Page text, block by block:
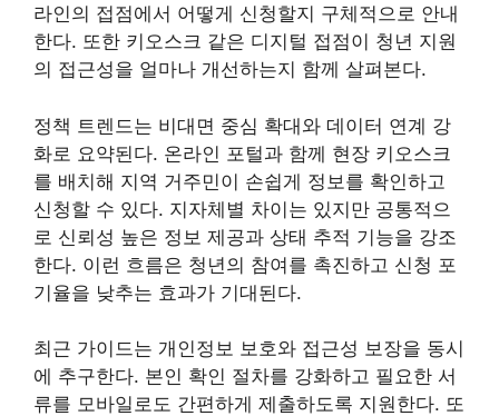
라인의 접점에서 어떻게 신청할지 구체적으로 안내
한다. 또한 키오스크 같은 디지털 접점이 청년 지원
의 접근성을 얼마나 개선하는지 함께 살펴본다.
정책 트렌드는 비대면 중심 확대와 데이터 연계 강
화로 요약된다. 온라인 포털과 함께 현장 키오스크
를 배치해 지역 거주민이 손쉽게 정보를 확인하고
신청할 수 있다. 지자체별 차이는 있지만 공통적으
로 신뢰성 높은 정보 제공과 상태 추적 기능을 강조
한다. 이런 흐름은 청년의 참여를 촉진하고 신청 포
기율을 낮추는 효과가 기대된다.
최근 가이드는 개인정보 보호와 접근성 보장을 동시
에 추구한다. 본인 확인 절차를 강화하고 필요한 서
류를 모바일로도 간편하게 제출하도록 지원한다. 또